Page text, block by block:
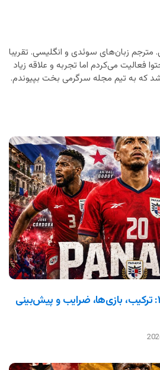
زبان‌های سوئدی و انگلیسی. تقریبا
فعالیت می‌کردم اما تجربه و علاقه زیاد
که به تیم مجله سرگرمی بخت بپیوندم.
پاناما در جام جهانی ۲۰۲۶: ترکیب، بازی‌ها، ضرایب و پیش‌بینی